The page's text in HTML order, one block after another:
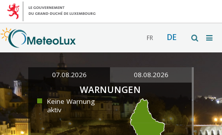
FR DE
07.08.2026 08.08.2026
WARNUNGEN
Keine Warnung
aktiv